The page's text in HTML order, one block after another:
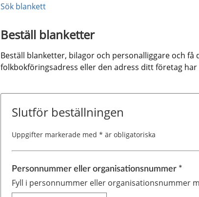
Sök blankett
Beställ blanketter
Beställ blanketter, bilagor och personalliggare och få
folkbokföringsadress eller den adress ditt företag
Slutför beställningen
Uppgifter markerade med * är obligatoriska